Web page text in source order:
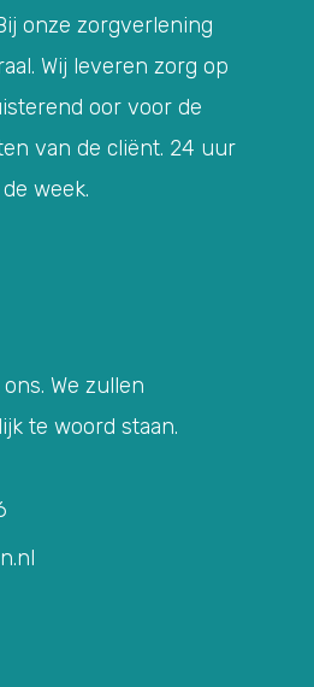
onze zorgverlening
Wij leveren zorg op
oor voor de
van de cliënt. 24 uur
week.
We zullen
te woord staan.